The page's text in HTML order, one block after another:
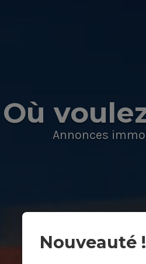
Où
Annonces
Nouveauté !